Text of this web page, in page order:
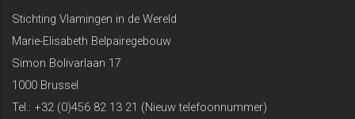
Stichting Vlamingen in de Wereld
Marie-Elisabeth Belpairegebouw
Simon Bolivarlaan 17
1000 Brussel
Tel.: +32 (0)456 82 13 21 (Nieuw telefoonnummer)